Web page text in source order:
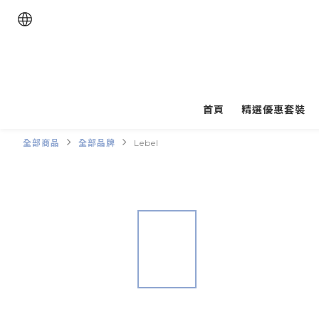
首頁 精選優惠套裝
全部商品 全部品牌 Lebel